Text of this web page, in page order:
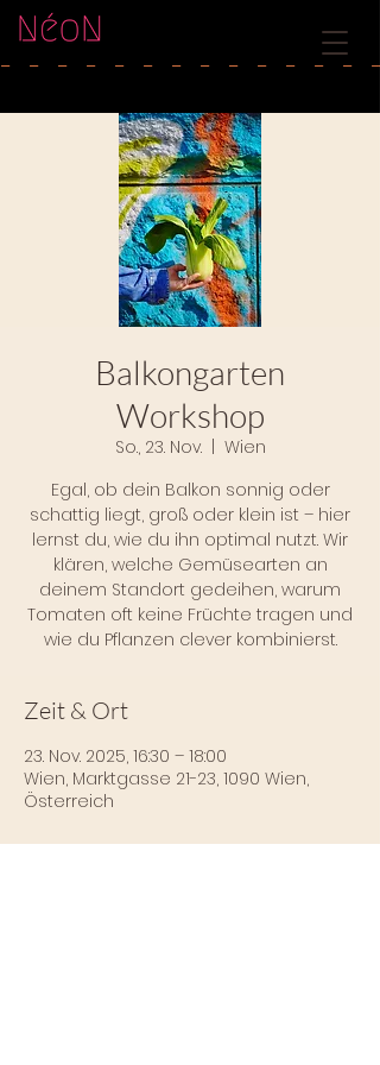
-
Balkongarten
Workshop
So., 23. Nov.
  |
Wien
Egal, ob dein Balkon sonnig oder
schattig liegt, groß oder klein ist – hier
lernst du, wie du ihn optimal nutzt. Wir
klären, welche Gemüsearten an
deinem Standort gedeihen, warum
Tomaten oft keine Früchte tragen und
wie du Pflanzen clever kombinierst.
Zeit & Ort
23. Nov. 2025, 16:30 – 18:00
Wien, Marktgasse 21-23, 1090 Wien,
Österreich